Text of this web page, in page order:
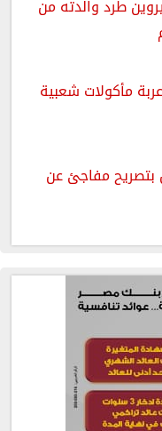
طرد والدته من
مأكولات شعبية
بتصريح مفاجئ عن